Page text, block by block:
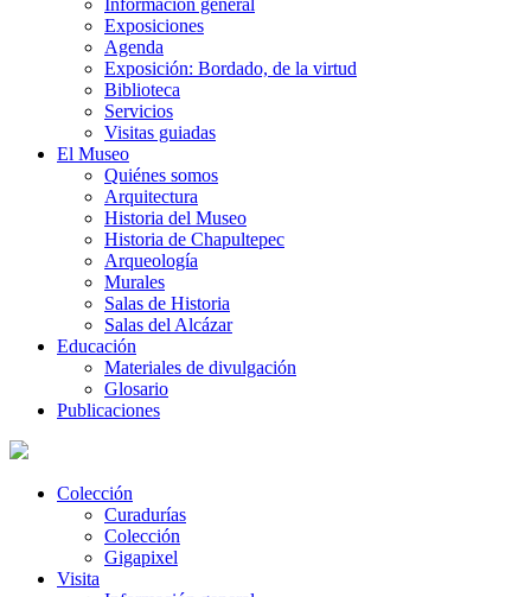
Información general
Exposiciones
Agenda
Exposición: Bordado, de la virtud
Biblioteca
Servicios
Visitas guiadas
El Museo
Quiénes somos
Arquitectura
Historia del Museo
Historia de Chapultepec
Arqueología
Murales
Salas de Historia
Salas del Alcázar
Educación
Materiales de divulgación
Glosario
Publicaciones
Colección
Curadurías
Colección
Gigapixel
Visita